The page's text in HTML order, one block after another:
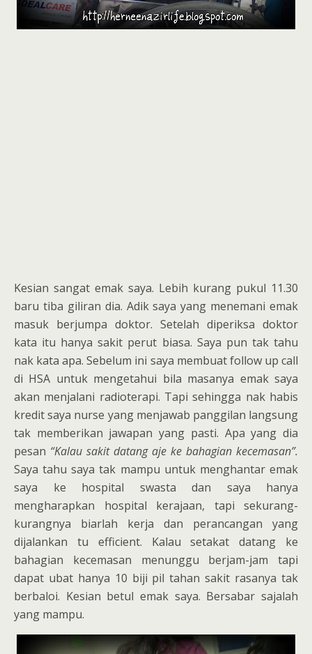
Kesian sangat emak saya. Lebih kurang pukul 11.30
baru tiba giliran dia. Adik saya yang menemani emak
masuk berjumpa doktor. Setelah diperiksa doktor
kata itu hanya sakit perut biasa. Saya pun tak tahu
nak kata apa. Sebelum ini saya membuat follow up call
di HSA untuk mengetahui bila masanya emak saya
akan menjalani radioterapi. Tapi sehingga nak habis
kredit saya nurse yang menjawab panggilan langsung
tak memberikan jawapan yang pasti. Apa yang dia
pesan “Kalau sakit datang aje ke bahagian kecemasan”.
Saya tahu saya tak mampu untuk menghantar emak
saya ke hospital swasta dan saya hanya
mengharapkan hospital kerajaan, tapi sekurang-
kurangnya biarlah kerja dan perancangan yang
dijalankan tu efficient. Kalau setakat datang ke
bahagian kecemasan menunggu berjam-jam tapi
dapat ubat hanya 10 biji pil tahan sakit rasanya tak
berbaloi. Kesian betul emak saya. Bersabar sajalah
yang mampu.